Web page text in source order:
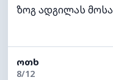
ზოგ ადგილას
ᲝᲗᲮ
8/12